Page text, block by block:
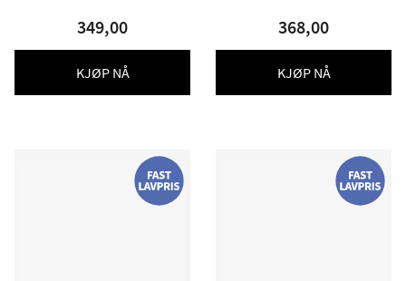
349,00
KJØP NÅ
368,00
KJØP NÅ